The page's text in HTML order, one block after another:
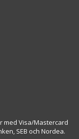
med Visa/Mastercard
SEB och Nordea.